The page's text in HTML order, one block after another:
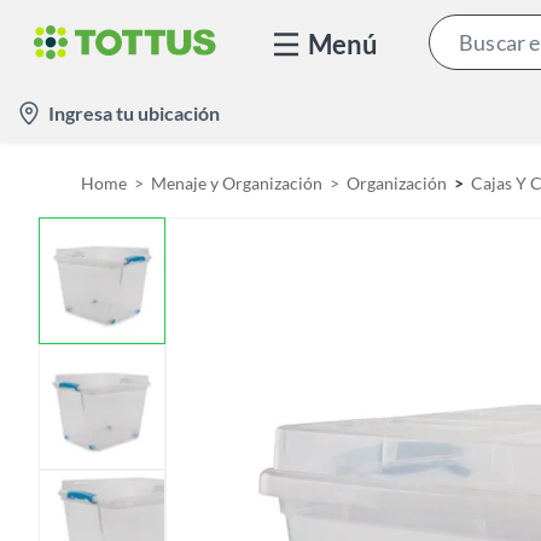
Menú
Ingresa tu ubicación
Home Menaje y Organización Organización Cajas Y